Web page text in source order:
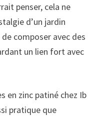
penser, cela ne
d’un jardin
composer avec des
un lien fort avec
en zinc patiné chez Ib
pratique que